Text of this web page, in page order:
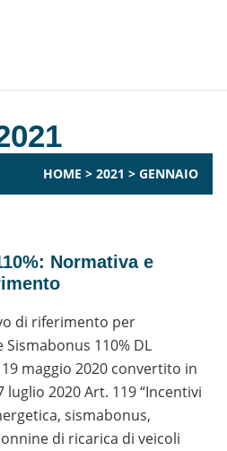
HOME > 2021 > GENNAIO
Normativa e
di riferimento per
Sismabonus 110% DL
maggio 2020 convertito in
luglio 2020 Art. 119 “Incentivi
sismabonus,
di ricarica di veicoli